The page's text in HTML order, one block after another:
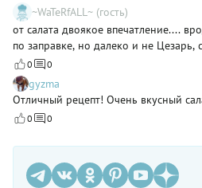
~WaTeRfALL~ (гость)
от салата двоякое впечатление....
по заправке, но далеко и не Цезарь,
0 0
gyzma
Отличный рецепт! Очень вкусный
0 0